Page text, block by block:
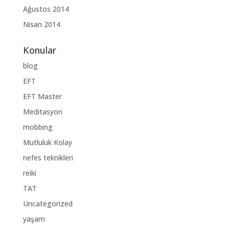
Ağustos 2014
Nisan 2014
Konular
blog
EFT
EFT Master
Meditasyon
mobbing
Mutluluk Kolay
nefes teknikleri
reiki
TAT
Uncategorized
yaşam